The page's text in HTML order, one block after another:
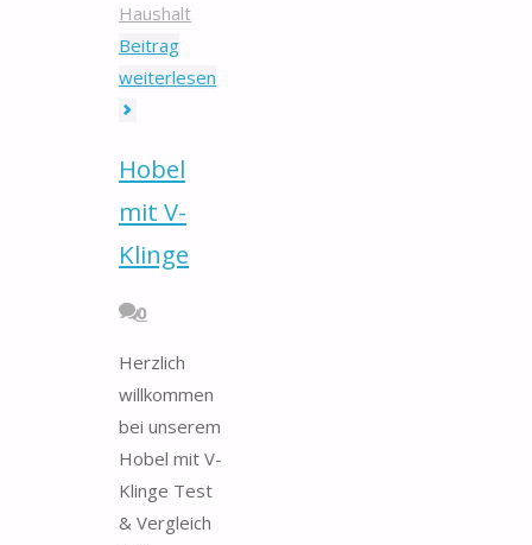
Haushalt
Beitrag
weiterlesen
Hobel
mit V-
Klinge
0
Herzlich
willkommen
bei unserem
Hobel mit V-
Klinge Test
& Vergleich